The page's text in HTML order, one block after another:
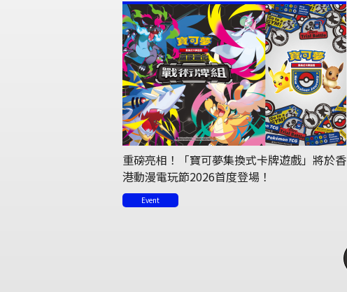
重磅亮相！「寶可夢集換式卡牌遊戲」將於香
港動漫電玩節2026首度登場！
Event